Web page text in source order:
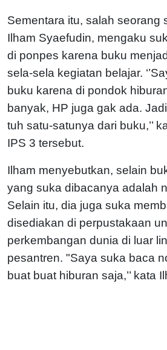
Sementara itu, salah seorang
Ilham Syaefudin, mengaku
di ponpes karena buku
sela-sela kegiatan belajar.
buku karena di pondok
banyak, HP juga gak ada.
tuh satu-satunya dari buku,’’
IPS 3 tersebut.
Ilham menyebutkan, selain
yang suka dibacanya adalah
Selain itu, dia juga suka
disediakan di perpustakaan
perkembangan dunia di luar
pesantren. "Saya suka baca
buat buat hiburan saja,’’ kata